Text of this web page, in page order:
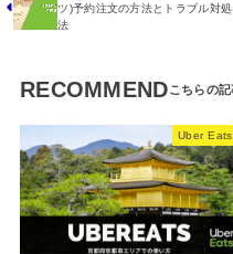
ツ)予約注文の方法とトラブル対処
法
RECOMMEND
Uber Eats